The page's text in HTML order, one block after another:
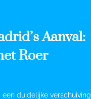
Aanval:
Roer
duidelijke verschuiving